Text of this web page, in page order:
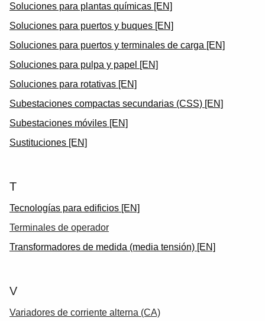
Soluciones para plantas químicas [EN]
Soluciones para puertos y buques [EN]
Soluciones para puertos y terminales de carga [EN]
Soluciones para pulpa y papel [EN]
Soluciones para rotativas [EN]
Subestaciones compactas secundarias (CSS) [EN]
Subestaciones móviles [EN]
Sustituciones [EN]
T
Tecnologías para edificios [EN]
Terminales de operador
Transformadores de medida (media tensión) [EN]
V
Variadores de corriente alterna (CA)